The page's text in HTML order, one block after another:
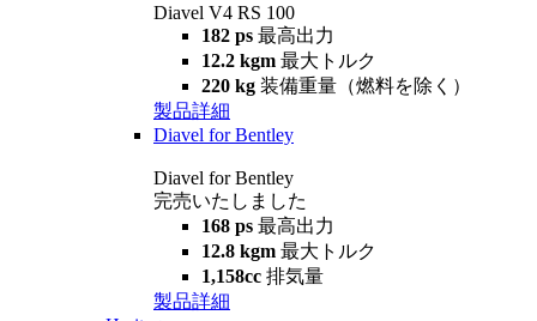
Diavel V4 RS 100
182 ps 最高出力
12.2 kgm 最大トルク
220 kg 装備重量（燃料を除く）
製品詳細
Diavel for Bentley
Diavel for Bentley
完売いたしました
168 ps 最高出力
12.8 kgm 最大トルク
1,158cc 排気量
製品詳細